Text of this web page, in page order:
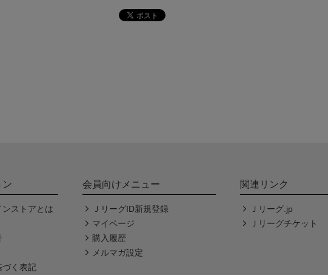
ン
ンストアとは
づく表記
会員向けメニュー
ＪリーグID新規登録
マイページ
購入履歴
メルマガ設定
関連リンク
Ｊリーグ.jp
Ｊリーグチケット